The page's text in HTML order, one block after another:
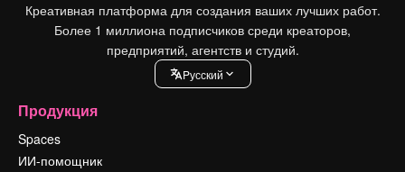
Креативная платформа для создания ваших лучших работ.
Более 1 миллиона подписчиков среди креаторов,
предприятий, агентств и студий.
Pусский
Продукция
Spaces
ИИ-помощник